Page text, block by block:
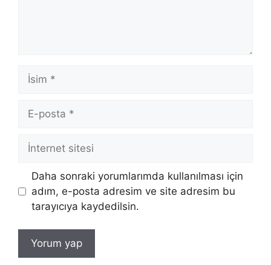
İsim
posta
İnternet
sitesi
Daha sonraki yorumlarımda kullanılması için
adım, e-posta adresim ve site adresim bu
tarayıcıya kaydedilsin.